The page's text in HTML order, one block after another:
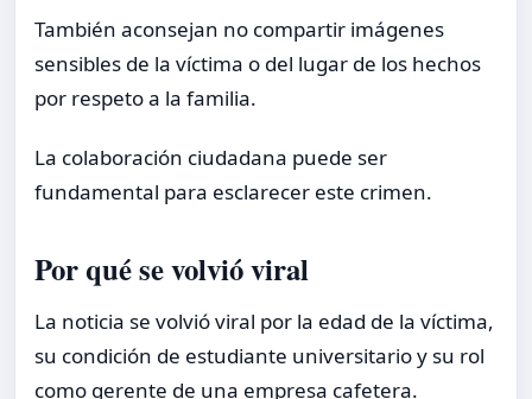
También aconsejan no compartir imágenes
sensibles de la víctima o del lugar de los hechos
por respeto a la familia.
La colaboración ciudadana puede ser
fundamental para esclarecer este crimen.
Por qué se volvió viral
La noticia se volvió viral por la edad de la víctima,
su condición de estudiante universitario y su rol
como gerente de una empresa cafetera.